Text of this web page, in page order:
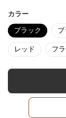
カラー
ブラック ブ
レッド フ